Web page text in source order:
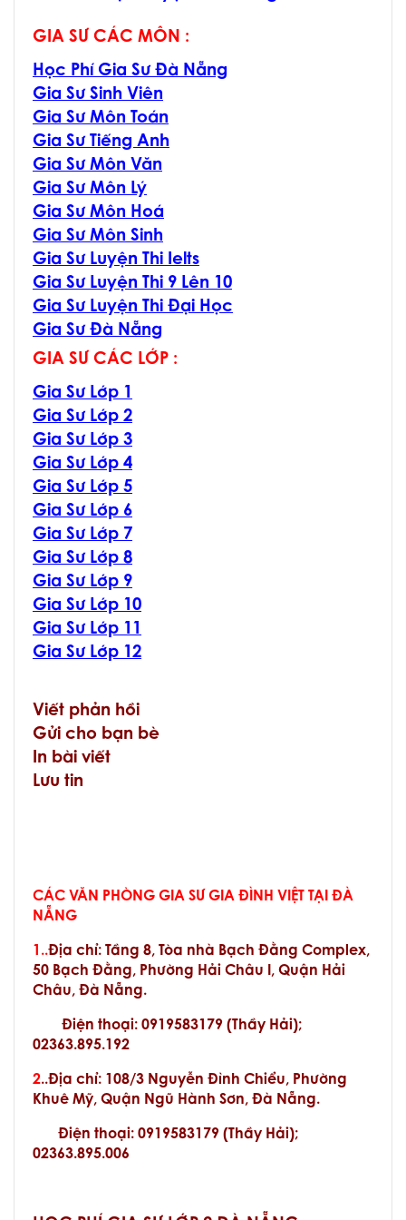
GIA SƯ CÁC MÔN :
Học Phí Gia Sư Đà Nẵng
Gia Sư Sinh Viên
Gia Sư Môn Toán
Gia Sư Tiếng Anh
Gia Sư Môn Văn
Gia Sư Môn Lý
Gia Sư Môn Hoá
Gia Sư Môn Sinh
Gia Sư Luyện Thi Ielts
Gia Sư Luyện Thi 9 Lên 10
Gia Sư Luyện Thi Đại Học
Gia Sư Đà Nẵng
GIA SƯ CÁC LỚP :
Gia Sư Lớp 1
Gia Sư Lớp 2
Gia Sư Lớp 3
Gia Sư Lớp 4
Gia Sư Lớp 5
Gia Sư Lớp 6
Gia Sư Lớp 7
Gia Sư Lớp 8
Gia Sư Lớp 9
Gia Sư Lớp 10
Gia Sư Lớp 11
Gia Sư Lớp 12
Viết phản hồi
Gửi cho bạn bè
In bài viết
Lưu tin
CÁC VĂN PHÒNG GIA SƯ GIA ĐÌNH VIỆT TẠI ĐÀ
NẴNG
1..Địa chỉ: Tầng 8, Tòa nhà Bạch Đằng Complex,
50 Bạch Đằng, Phường Hải Châu I, Quận Hải
Châu, Đà Nẵng.
Điện thoại: 0919583179 (Thầy Hải);
02363.895.192
2..Địa chỉ: 108/3 Nguyễn Đình Chiểu, Phường
Khuê Mỹ, Quận Ngũ Hành Sơn, Đà Nẵng.
Điện thoại: 0919583179 (Thầy Hải);
02363.895.006